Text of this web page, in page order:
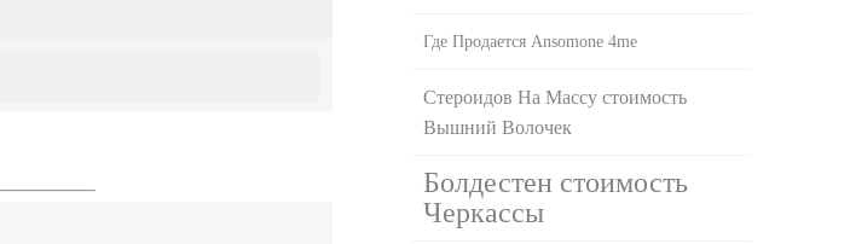
Где Продается Ansomone 4me
Стероидов На Массу стоимость
Вышний Волочек
Болдестен стоимость
Черкассы